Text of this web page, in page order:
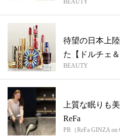
めを...
BEAUTY
待望の日本上
た【ドルチェ
美...
BEAUTY
上質な眠りも
ReFa
PR（ReFa GINZA on